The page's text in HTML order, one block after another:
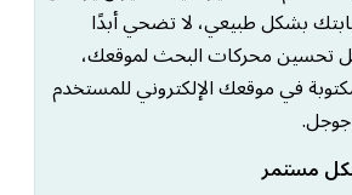
بشكل طبيعي، لا تضحي أبدًا
تحسين محركات البحث لموقعك،
في موقعك الإلكتروني للمستخدم
مستمر